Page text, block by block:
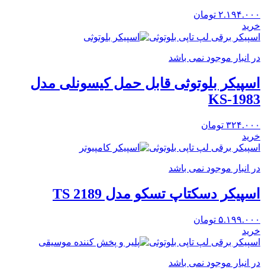
۲.۱۹۴.۰۰۰ تومان
خرید
اسپیکر برقی لپ تاپی بلوتوثی
در انبار موجود نمی باشد
اسپیکر بلوتوثی قابل حمل کیسونلی مدل
KS-1983
۳۲۴.۰۰۰ تومان
خرید
اسپیکر برقی لپ تاپی بلوتوثی
در انبار موجود نمی باشد
اسپیکر دسکتاپ تسکو مدل TS 2189
۵.۱۹۹.۰۰۰ تومان
خرید
اسپیکر برقی لپ تاپی بلوتوثی
در انبار موجود نمی باشد